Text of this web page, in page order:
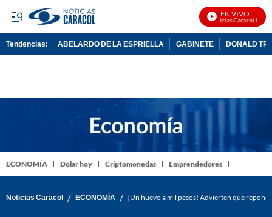
EN VIVO
Noticias Caracol En
Tendencias: ABELARDO DE LA ESPRIELLA GABINETE DONALD
ECONOMÍA Dólar hoy Criptomonedas Emprendedores
Noticias Caracol / ECONOMÍA / ¡Un huevo a mil pesos! Advierten que